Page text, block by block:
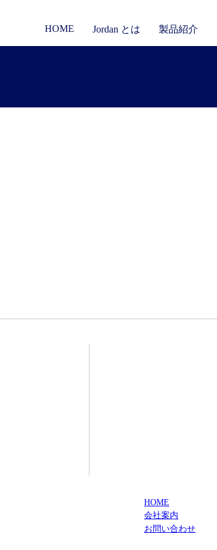
HOME Jordan とは 製品紹介
HOME
会社案内
お問い合わせ